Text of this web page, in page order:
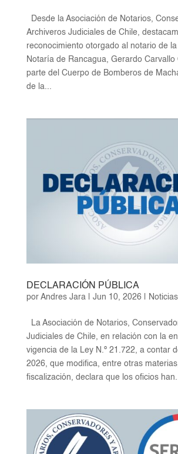
Desde la Asociación de Notarios,
Archiveros Judiciales de Chile,
reconocimiento otorgado al notario de
Notaría de Rancagua, Gerardo Carvallo
parte del Cuerpo de Bomberos de
de la...
DECLARACIÓN PÚBLICA
por Andres Jara| Jun 10, 2026|
La Asociación de Notarios,
Judiciales de Chile, en relación con la
vigencia de la Ley N.º 21.722, a contar
2026, que modifica, entre otras
fiscalización, declara que los oficios